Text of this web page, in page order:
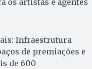
os artistas e agentes
Infraestrutura
de premiações e
de 600